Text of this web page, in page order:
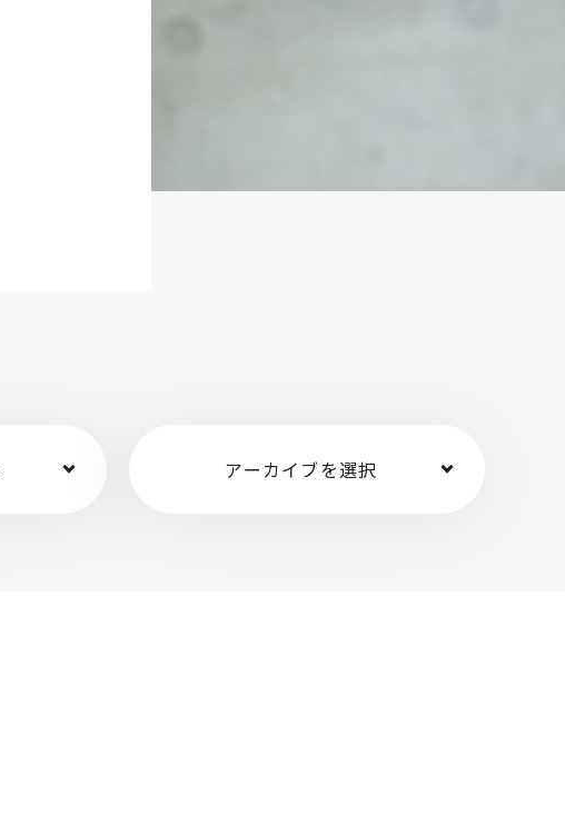
アーカイブを選択